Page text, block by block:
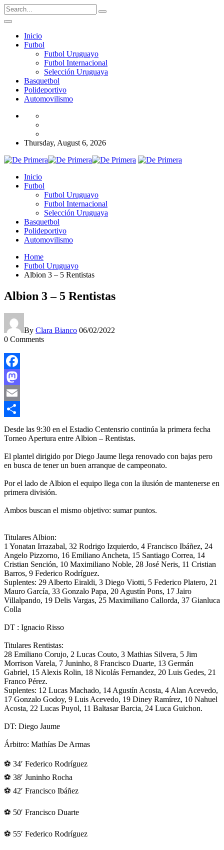
Inicio
Futbol
Futbol Uruguayo
Futbol Internacional
Selección Uruguaya
Basquetbol
Polideportivo
Automovilismo
Thursday, August 6, 2026
Inicio
Futbol
Futbol Uruguayo
Futbol Internacional
Selección Uruguaya
Basquetbol
Polideportivo
Automovilismo
Home
Futbol Uruguayo
Albion 3 – 5 Rentistas
Albion 3 – 5 Rentistas
By Clara Bianco 06/02/2022
0 Comments
Facebook
Mastodon
Email
Compartir
Desde las 9:30 en el Estadio Centensrio continúa la primera fecha
Torneo Apertura entre Albion – Rentistas.
El plantel dirigido por Diego Jaume llega renovado con bajas pero
en busca de tener un buen arranque de campeonato.
Por el lado de Albion el equipo llega con la ilusión de mantenerse en
primera división.
Ambos buscan el mismo objetivo: sumar puntos.
Titulares Albion:
1 Yonatan Irrazabal, 32 Rodrigo Izquierdo, 4 Francisco Ibáñez, 24
Angelo Pizzorno, 16 Emiliano Ancheta, 15 Santiago Correa, 14
Cristian Sención, 10 Maximiliano Noble, 28 José Neris, 11 Cristian
Barros, 9 Federico Rodríguez.
Suplentes: 29 Alberto Eiraldi, 3 Diego Viotti, 5 Federico Platero, 21
Mauro García, 33 Gonzalo Papa, 20 Agustín Pons, 17 Jairo
Villalpando, 19 Delis Vargas, 25 Maximiliano Callorda, 37 Gianluca
Colla
DT : Ignacio Risso
Titulares Rentistas:
28 Emiliano Corujo, 2 Lucas Couto, 3 Mathias Silvera, 5 Jim
Morrison Varela, 7 Juninho, 8 Francisco Duarte, 13 Germán
Gabriel, 15 Alexis Rolin, 18 Nicolás Fernandez, 20 Luis Gedes, 21
Franco Pérez.
Suplentes: 12 Lucas Machado, 14 Agustín Acosta, 4 Alan Acevedo,
17 Gonzalo Godoy, 9 Luis Acevedo, 19 Diney Ramírez, 10 Nahuel
Acosta, 22 Lucas Puyol, 11 Baltasar Barcia, 24 Luca Guichon.
DT: Diego Jaume
Árbitro: Mathías De Armas
⚽ 34′ Federico Rodríguez
⚽ 38′ Juninho Rocha
⚽ 42′ Francisco Ibáñez
⚽ 50′ Francisco Duarte
⚽ 55′ Federico Rodríguez